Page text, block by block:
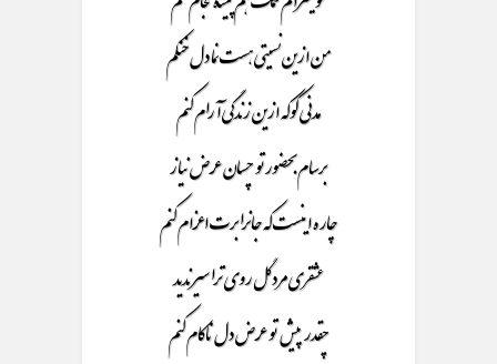
من ازین نسیتی هست نما دل خنکم
مدنی کوکه ازین زندگی آرام کنم
برسام بحضور تو چسان عرض نیاز
چاره اینست که جانرا برت اعزام کنم
عشقری مرد گل روی ترا سیر ندید
چقدر پیش تو عرض دل ناکام کنم